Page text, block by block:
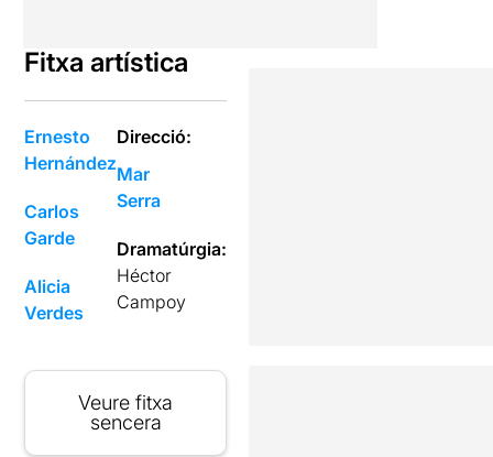
Fitxa artística
Ernesto
Hernández
Carlos
Garde
Alicia
Verdes
Direcció:
Mar
Serra
Dramatúrgia:
Héctor
Campoy
Veure fitxa
sencera